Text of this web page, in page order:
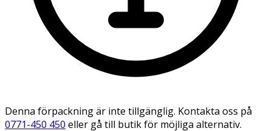
Denna förpackning är inte tillgänglig. Kontakta oss på
0771-450 450 eller gå till butik för möjliga alternativ.